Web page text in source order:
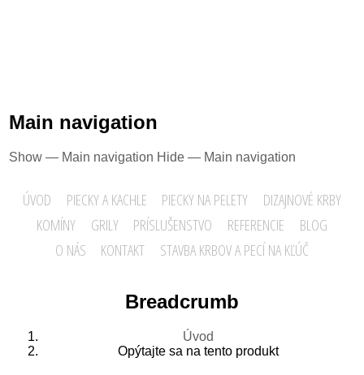
Main navigation
Show — Main navigation Hide — Main navigation
ÚVOD PIECKY A KACHLE PIECKY NA PELETY
DIZAJNOVÉ KRBY
KOMÍNY
GRILY PRÍSLUŠENSTVO REFERENCIE
BLOG
O NÁS
KONTAKT STAVBA KRBOV A PECÍ NA KĽÚČ
Breadcrumb
Úvod
Opýtajte sa na tento produkt